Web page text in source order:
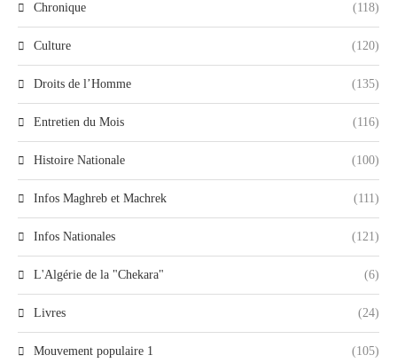
Chronique (118)
Culture (120)
Droits de l’Homme (135)
Entretien du Mois (116)
Histoire Nationale (100)
Infos Maghreb et Machrek (111)
Infos Nationales (121)
L'Algérie de la "Chekara" (6)
Livres (24)
Mouvement populaire 1 (105)